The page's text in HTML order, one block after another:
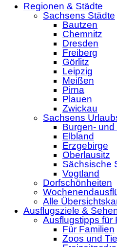
Regionen & Städte
Sachsens Städte
Bautzen
Chemnitz
Dresden
Freiberg
Görlitz
Leipzig
Meißen
Pirna
Plauen
Zwickau
Sachsens
Burgen-
Elbland
Erzgebirge
Oberlausitz
Sächsische
Vogtland
Dorfschönheiten
Alle
Ausflugsziele &
Ausflugstipps für
Für Familien
Zoos und